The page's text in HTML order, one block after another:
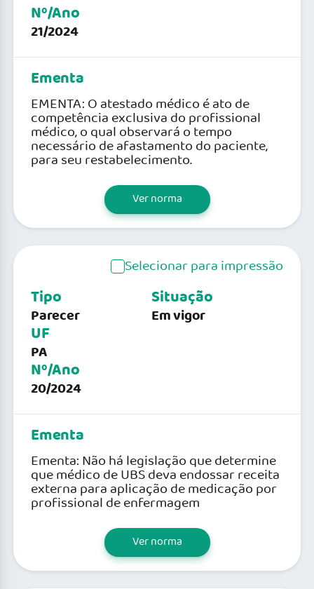
Nº/Ano
21/2024
Ementa
EMENTA: O atestado médico é ato de
competência exclusiva do profissional
médico, o qual observará o tempo
necessário de afastamento do paciente,
para seu restabelecimento.
Ver norma
Selecionar para impressão
Tipo
Parecer
UF
PA
Nº/Ano
20/2024
Situação
Em vigor
Ementa
Ementa: Não há legislação que determine
que médico de UBS deva endossar receita
externa para aplicação de medicação por
profissional de enfermagem
Ver norma